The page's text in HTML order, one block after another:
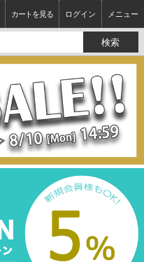
ログイン メニュー
カートを見る